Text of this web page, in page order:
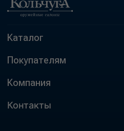
Каталог
Покупателям
Компания
Контакты